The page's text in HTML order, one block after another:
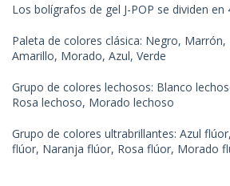
Los bolígrafos de gel J-POP se dividen
Paleta de colores clásica: Negro,
Amarillo, Morado, Azul, Verde
Grupo de colores lechosos: Blanco
Rosa lechoso, Morado lechoso
Grupo de colores ultrabrillantes: Azul
flúor, Naranja flúor, Rosa flúor, Morado